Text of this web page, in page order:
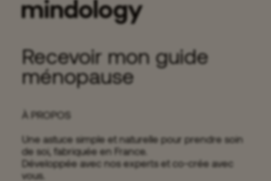
Recevoir mon guide
ménopause
À PROPOS
Une astuce simple et naturelle pour prendre soin
de soi, fabriquée en France.
Développée avec nos experts et co-crée avec
vous.